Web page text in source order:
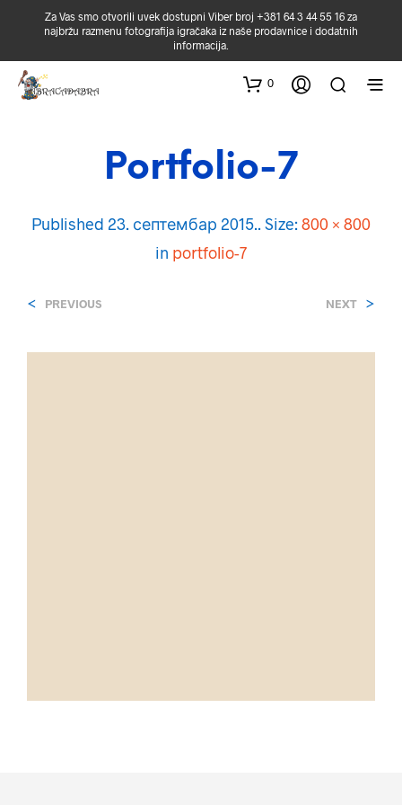
Za Vas smo otvorili uvek dostupni Viber broj +381 64 3 44 55 16 za
najbržu razmenu fotografija igračaka iz naše prodavnice i dodatnih
informacija.
0
Portfolio-7
Published 23. септембар 2015.. Size:800 × 800
in portfolio-7
< PREVIOUS NEXT >